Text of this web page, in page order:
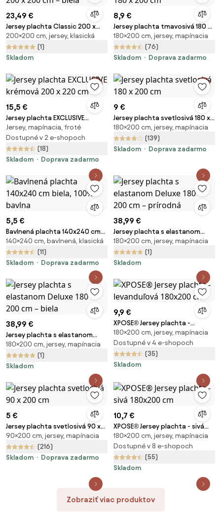
23,49 €
Jersey plachta Classic 200 x
200 cm – biela
200×200 cm, jersey, klasická
(1)
Skladom
8,9 €
Jersey plachta tmavosivá 180 x
200 cm
180×200 cm, jersey, mapínacia
(76)
Skladom
Doprava zadarmo
15,5 €
Jersey plachta EXCLUSIVE
krémová 200 x 220 cm
Jersey, mapínacia, froté
Dostupné v 2 e-shopoch
(18)
Skladom
Doprava zadarmo
9 €
Jersey plachta svetlosivá 180 x
200 cm
180×200 cm, jersey, mapínacia
(139)
Skladom
Doprava zadarmo
5,5 €
Bavlnená plachta 140x240 cm
biela, 100% bavlna
140×240 cm, bavlnená, klasická
(11)
Skladom
Doprava zadarmo
38,99 €
Jersey plachta s elastanom
Deluxe 180 × 200 cm – prírodná
180×200 cm, jersey, mapínacia
(1)
Skladom
38,99 €
Jersey plachta s elastanom
Deluxe 180 × 200 cm – biela
180×200 cm, jersey, mapínacia
(1)
Skladom
9,9 €
XPOSE® Jersey plachta -
levanduľová 180x200 cm
180×200 cm, jersey, mapínacia
Dostupné v 4 e-shopoch
(35)
Skladom
5 €
Jersey plachta svetlosivá 90 x
200 cm
90×200 cm, jersey, mapínacia
(216)
Skladom
Doprava zadarmo
10,7 €
XPOSE® Jersey plachta - sivá
180x200 cm
180×200 cm, jersey, mapínacia
Dostupné v 8 e-shopoch
(55)
Skladom
Zobraziť viac produktov